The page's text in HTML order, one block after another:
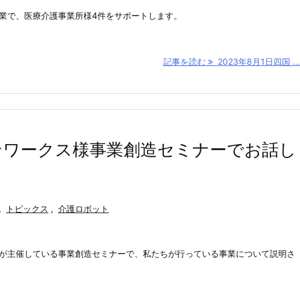
で、医療介護事業所様4件をサポートします。
記事を読む 2023年8月1日四国 ...
ークス様事業創造セミナーでお話し
, トピックス , 介護ロボット
主催している事業創造セミナーで、私たちが行っている事業について説明さ